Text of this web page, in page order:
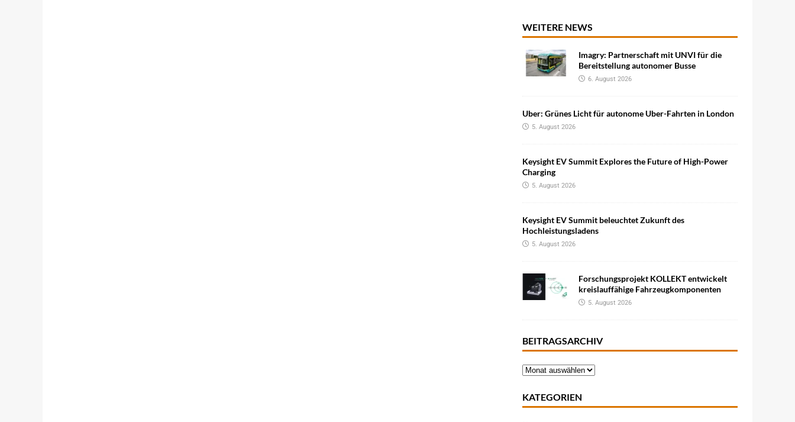
WEITERE NEWS
Imagry: Partnerschaft mit UNVI für die
Bereitstellung autonomer Busse
6. August 2026
Uber: Grünes Licht für autonome Uber-Fahrten in London
5. August 2026
Keysight EV Summit Explores the Future of High-Power
Charging
5. August 2026
Keysight EV Summit beleuchtet Zukunft des
Hochleistungsladens
5. August 2026
Forschungsprojekt KOLLEKT entwickelt
kreislauffähige Fahrzeugkomponenten
5. August 2026
BEITRAGSARCHIV
KATEGORIEN